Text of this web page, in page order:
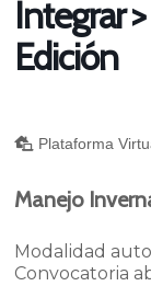
Integrar
Edición
Plataforma
Manejo
Modalidad
Convocatoria